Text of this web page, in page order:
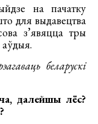
на пачатку
для выдавецтва
з’явяцца тры
беларускі
далейшы лёс?